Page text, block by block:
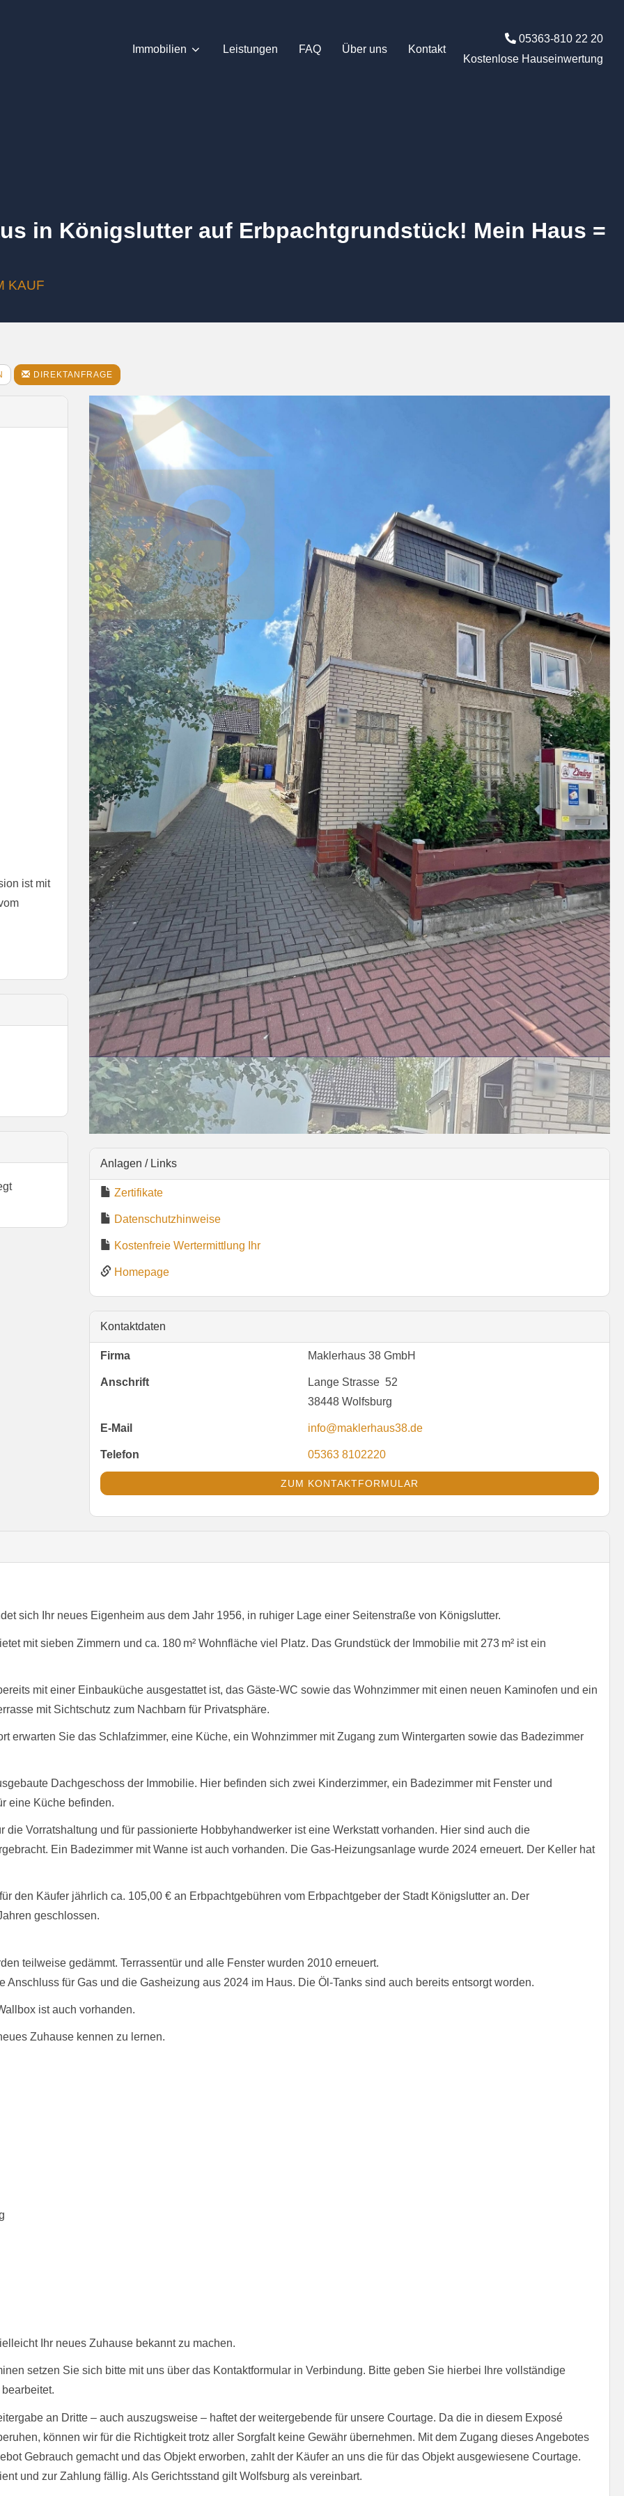
Immobilien Leistungen FAQ Über uns Kontakt
05363-810 22 20
Kostenlose Hauseinwertung
in Königslutter auf Erbpachtgrundstück! Mein Haus =
KAUF
DIREKTANFRAGE
Anlagen / Links
Zertifikate
Datenschutzhinweise
Kostenfreie Wertermittlung Ihr
Homepage
Kontaktdaten
Firma Maklerhaus 38 GmbH
Anschrift
Lange Strasse 52
38448 Wolfsburg
E-Mail info@maklerhaus38.de
Telefon 05363 8102220
ZUM KONTAKTFORMULAR
ist mit
sich Ihr neues Eigenheim aus dem Jahr 1956, in ruhiger Lage einer Seitenstraße von Königslutter.
mit sieben Zimmern und ca. 180 m² Wohnfläche viel Platz. Das Grundstück der Immobilie mit 273 m² ist ein
mit einer Einbauküche ausgestattet ist, das Gäste-WC sowie das Wohnzimmer mit einen neuen Kaminofen und ein
mit Sichtschutz zum Nachbarn für Privatsphäre.
erwarten Sie das Schlafzimmer, eine Küche, ein Wohnzimmer mit Zugang zum Wintergarten sowie das Badezimmer
Dachgeschoss der Immobilie. Hier befinden sich zwei Kinderzimmer, ein Badezimmer mit Fenster und
eine Küche befinden.
Vorratshaltung und für passionierte Hobbyhandwerker ist eine Werkstatt vorhanden. Hier sind auch die
Ein Badezimmer mit Wanne ist auch vorhanden. Die Gas-Heizungsanlage wurde 2024 erneuert. Der Keller hat
den Käufer jährlich ca. 105,00 € an Erbpachtgebühren vom Erbpachtgeber der Stadt Königslutter an. Der
geschlossen.
teilweise gedämmt. Terrassentür und alle Fenster wurden 2010 erneuert.
für Gas und die Gasheizung aus 2024 im Haus. Die Öl-Tanks sind auch bereits entsorgt worden.
ist auch vorhanden.
Zuhause kennen zu lernen.
Ihr neues Zuhause bekannt zu machen.
setzen Sie sich bitte mit uns über das Kontaktformular in Verbindung. Bitte geben Sie hierbei Ihre vollständige
an Dritte – auch auszugsweise – haftet der weitergebende für unsere Courtage. Da die in diesem Exposé
können wir für die Richtigkeit trotz aller Sorgfalt keine Gewähr übernehmen. Mit dem Zugang dieses Angebotes
Gebrauch gemacht und das Objekt erworben, zahlt der Käufer an uns die für das Objekt ausgewiesene Courtage.
und zur Zahlung fällig. Als Gerichtsstand gilt Wolfsburg als vereinbart.